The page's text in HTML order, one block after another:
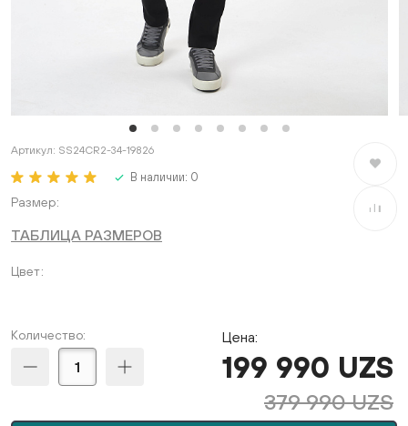
Артикул: SS24CR2-34-19826
В наличии: 0
В
В
Размер
ТАБЛИЦА РАЗМЕРОВ
Цвет
Количество: Цена:
199 990 UZS
379 990 UZS